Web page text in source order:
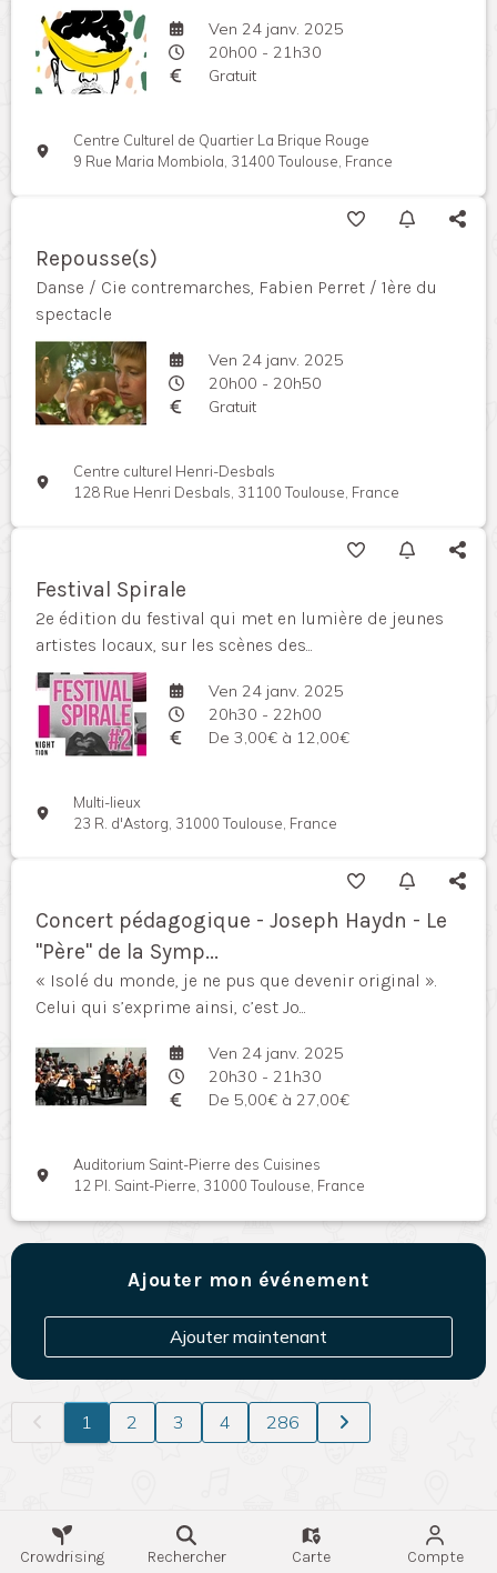
Ven 24 janv. 2025
20h00 - 21h30
Gratuit
Centre Culturel de Quartier La Brique Rouge
9 Rue Maria Mombiola, 31400 Toulouse, France
Repousse(s)
Danse / Cie contremarches, Fabien Perret / 1ère du
spectacle
Ven 24 janv. 2025
20h00 - 20h50
Gratuit
Centre culturel Henri-Desbals
128 Rue Henri Desbals, 31100 Toulouse, France
Festival Spirale
2e édition du festival qui met en lumière de jeunes
artistes locaux, sur les scènes des...
Ven 24 janv. 2025
20h30 - 22h00
De 3,00€ à 12,00€
Multi-lieux
23 R. d'Astorg, 31000 Toulouse, France
Concert pédagogique - Joseph Haydn - Le
"Père" de la Symp...
« Isolé du monde, je ne pus que devenir original ».
Celui qui s’exprime ainsi, c’est Jo...
Ven 24 janv. 2025
20h30 - 21h30
De 5,00€ à 27,00€
Auditorium Saint-Pierre des Cuisines
12 Pl. Saint-Pierre, 31000 Toulouse, France
Ajouter mon événement
Ajouter maintenant
1 2 3 4 286
Crowdrising Rechercher Carte Compte